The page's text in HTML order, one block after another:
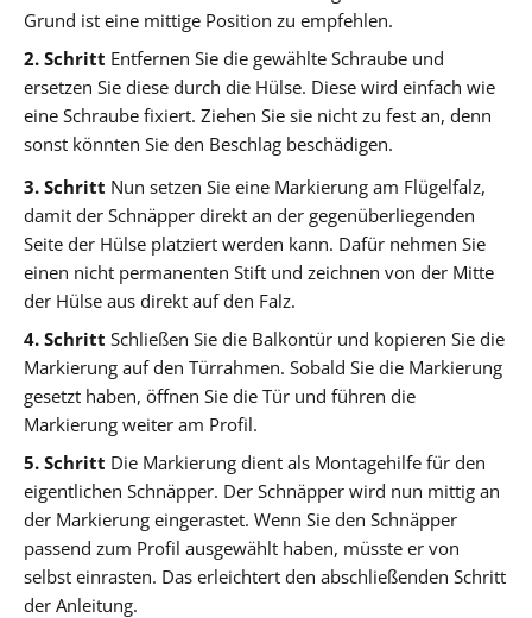
Grund ist eine mittige Position zu empfehlen.
2. Schritt Entfernen Sie die gewählte Schraube und
ersetzen Sie diese durch die Hülse. Diese wird einfach wie
eine Schraube fixiert. Ziehen Sie sie nicht zu fest an, denn
sonst könnten Sie den Beschlag beschädigen.
3. Schritt Nun setzen Sie eine Markierung am Flügelfalz,
damit der Schnäpper direkt an der gegenüberliegenden
Seite der Hülse platziert werden kann. Dafür nehmen Sie
einen nicht permanenten Stift und zeichnen von der Mitte
der Hülse aus direkt auf den Falz.
4. Schritt Schließen Sie die Balkontür und kopieren Sie die
Markierung auf den Türrahmen. Sobald Sie die Markierung
gesetzt haben, öffnen Sie die Tür und führen die
Markierung weiter am Profil.
5. Schritt Die Markierung dient als Montagehilfe für den
eigentlichen Schnäpper. Der Schnäpper wird nun mittig an
der Markierung eingerastet. Wenn Sie den Schnäpper
passend zum Profil ausgewählt haben, müsste er von
selbst einrasten. Das erleichtert den abschließenden Schritt
der Anleitung.